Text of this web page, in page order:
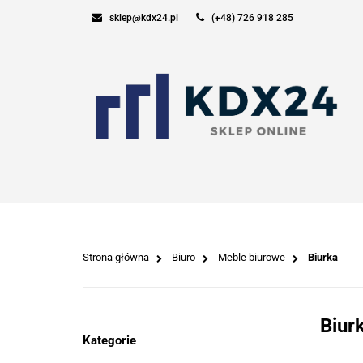
sklep@kdx24.pl (+48) 726 918 285
KOMPUTERY I
Strona główna Biuro Meble biurowe Biurka
Kategorie